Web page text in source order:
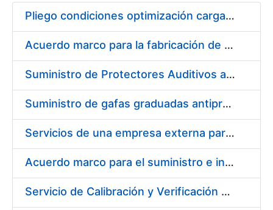
Show/Hide
Pliego condiciones optimización cargas compras firmado
Acuerdo marco para la fabricación de piezas
Suministro de Protectores Auditivos a medida para las personas trabajadoras de los Centros de Trabajo de Madrid y Burgos
Suministro de gafas graduadas antiproyecciones para los trabajadores de la FNMT-RCM en los centros de trabajo de Madrid y Burgos
Servicios de una empresa externa para el asesoramiento y resolución de los recursos de alzada que se presentan relacionados con procesos de selección para la FNMT-RCM
Acuerdo marco para el suministro e instalación de persianas, estores y otros complementos
Servicio de Calibración y Verificación Externa de los Equipos de Medición del Servicio de Prevención de la FNMT-RCM